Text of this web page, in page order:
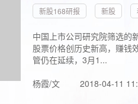
新股168研报 新股
中国上市公司研究院筛选的
股票价格创历史新高，赚钱
管仍在延续，3月1...
杨霞/文
2018-04-11